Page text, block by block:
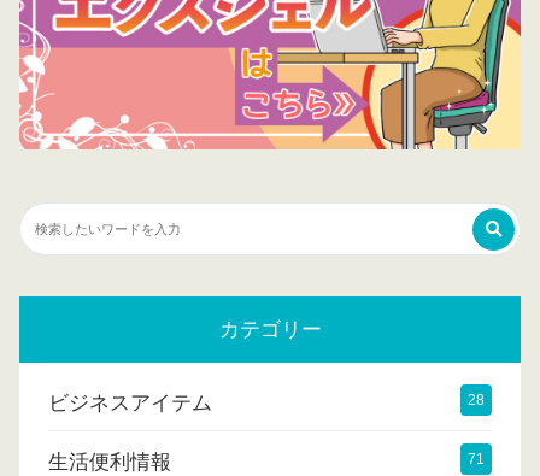
カテゴリー
ビジネスアイテム 28
生活便利情報 71